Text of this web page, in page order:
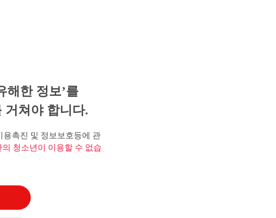
해한 정보’를
거쳐야 합니다.
촉진 및 정보보호등에 관
의 청소년이 이용할 수 없습